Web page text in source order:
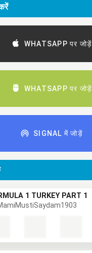
WHATSAPP पर जोड़ें
WHATSAPP पर जोड़ें
SIGNAL में जोड़ें
1 TURKEY PART 1